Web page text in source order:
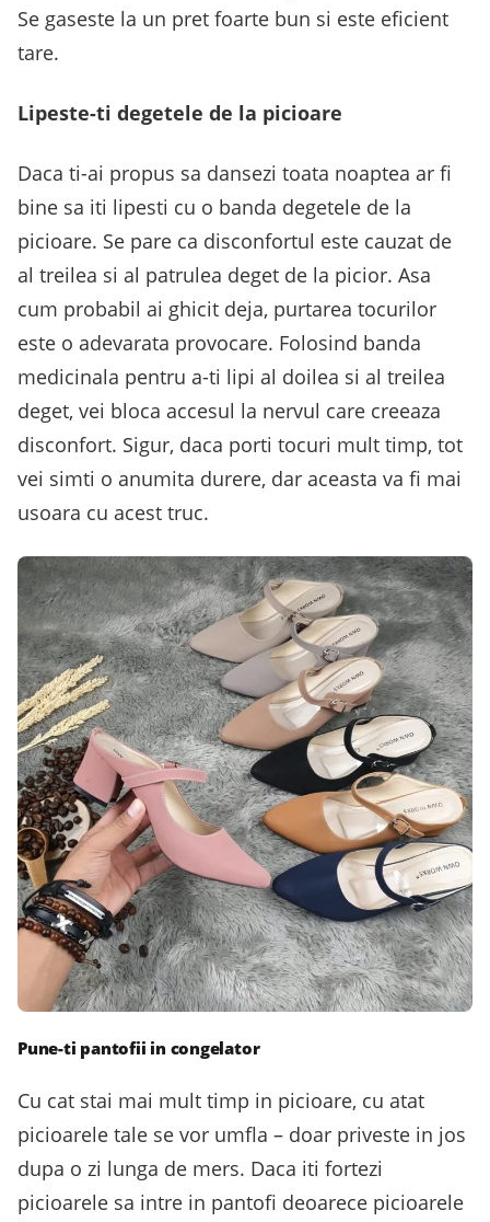
Se gaseste la un pret foarte bun si este eficient
tare.
Lipeste-ti degetele de la picioare
Daca ti-ai propus sa dansezi toata noaptea ar fi
bine sa iti lipesti cu o banda degetele de la
picioare. Se pare ca disconfortul este cauzat de
al treilea si al patrulea deget de la picior. Asa
cum probabil ai ghicit deja, purtarea tocurilor
este o adevarata provocare. Folosind banda
medicinala pentru a-ti lipi al doilea si al treilea
deget, vei bloca accesul la nervul care creeaza
disconfort. Sigur, daca porti tocuri mult timp, tot
vei simti o anumita durere, dar aceasta va fi mai
usoara cu acest truc.
Pune-ti pantofii in congelator
Cu cat stai mai mult timp in picioare, cu atat
picioarele tale se vor umfla – doar priveste in jos
dupa o zi lunga de mers. Daca iti fortezi
picioarele sa intre in pantofi deoarece picioarele